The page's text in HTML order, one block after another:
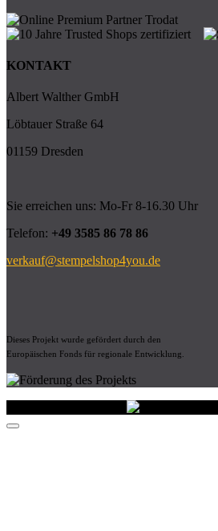
KONTAKT
Albert Walther GmbH
Löbtauer Straße 64
01159 Dresden
Sie erreichen uns: Mo-Fr 8-16.30 Uhr
Telefon: +49 3585 86 78 86
verkauf@stempelshop4you.de
Dieses Projekt wurde gefördert durch den
Europäischen Fonds für regionale Entwicklung.